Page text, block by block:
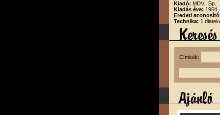
Kiadó: MDV., Bp.
Kiadás éve: 1964
Eredeti
Technika: 1
Címkék: